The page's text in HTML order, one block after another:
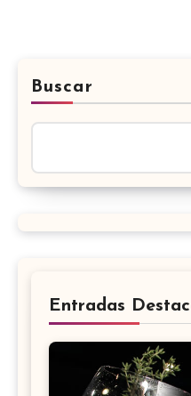
Buscar
Entradas